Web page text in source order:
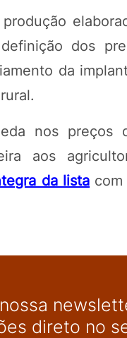
dos
da
nos preços
aos
da lista
direto no